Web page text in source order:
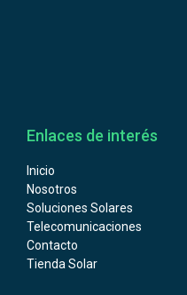
Enlaces de interés
Inicio
Nosotros
Soluciones Solares
Telecomunicaciones
Contacto
Tienda Solar